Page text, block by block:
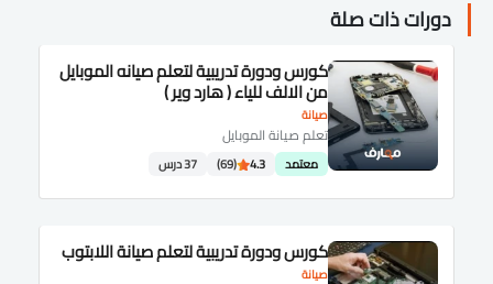
دورات ذات صلة
صيانة
كورس ودورة تدريبية لتعلم صيانه الموبايل
من الالف للياء ( هارد وير )
تعلم صيانة الموبايل
معتمد 4.3
(69) 37 درس
صيانة
كورس ودورة تدريبية لتعلم صيانة اللابتوب